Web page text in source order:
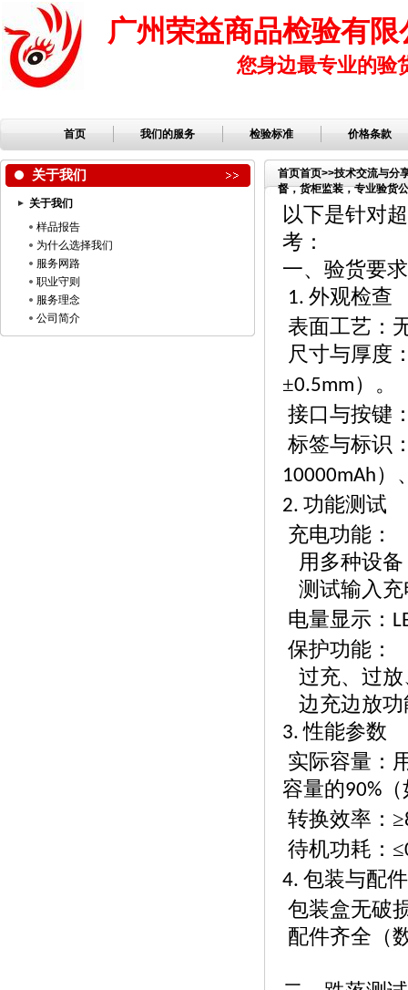
广州荣益商品检验有限
您身边最专业的验
首页 我们的服务 检验标准 价格条款
关于我们
关于我们
样品报告
为什么选择我们
服务网路
职业守则
服务理念
公司简介
首页首页>>技术交流与分
督，货柜监装，专业验货
验，检品公司，服装检品
以下是针对
考：
一、验货要求
1. 外观检查
表面工艺：
尺寸与厚度
±0.5mm）。
接口与按键
标签与标识
10000mAh）
2. 功能测试
充电功能：
用多种设
测试输入
电量显示：
保护功能：
过充、过
边充边放
3.性能参数
实际容量：
容量的90%
转换效率： ≥
待机功耗： ≤
4. 包装与配件
包装盒无破
配件齐全（